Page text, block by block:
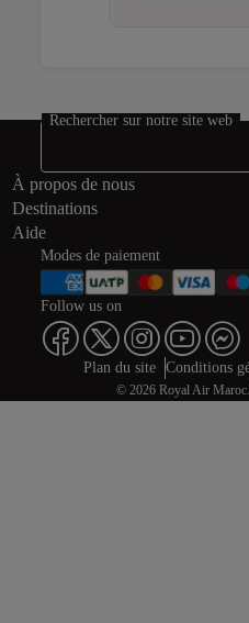
Rechercher sur notre site web
À propos de nous
Destinations
Aide
Modes de paiement
Follow us on
Web map
Plan du site Conditions
© 2026 Royal Air